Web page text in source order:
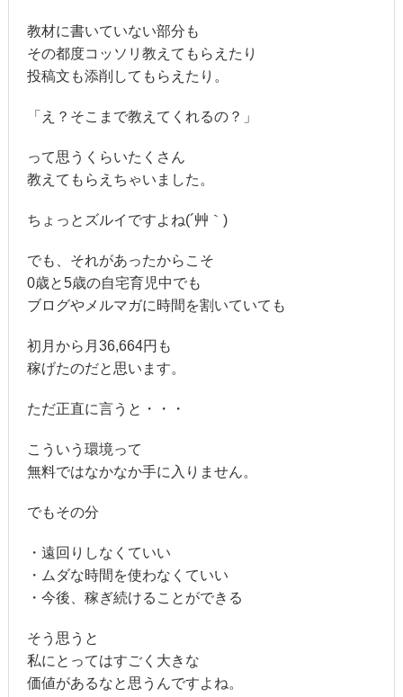
教材に書いていない部分も
その都度コッソリ教えてもらえたり
投稿文も添削してもらえたり。
「え？そこまで教えてくれるの？」
って思うくらいたくさん
教えてもらえちゃいました。
ちょっとズルイですよね(´艸｀)
でも、それがあったからこそ
0歳と5歳の自宅育児中でも
ブログやメルマガに時間を割いていても
初月から月36,664円も
稼げたのだと思います。
ただ正直に言うと・・・
こういう環境って
無料ではなかなか手に入りません。
でもその分
・遠回りしなくていい
・ムダな時間を使わなくていい
・今後、稼ぎ続けることができる
そう思うと
私にとってはすごく大きな
価値があるなと思うんですよね。